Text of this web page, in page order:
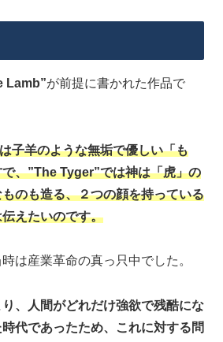
Lamb”が前提に書かれた作品で
子羊のような無垢で優しい「も
、”The Tyger”では神は「虎」の
のも造る、２つの顔を持っている
えたいのです。
は産業革命の真っ只中でした。
、人間がどれだけ強欲で残酷にな
代であったため、これに対する問